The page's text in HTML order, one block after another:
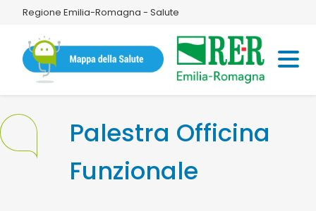
Regione Emilia-Romagna - Salute
Palestra Officina
Funzionale